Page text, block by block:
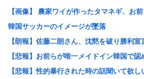
【画像】 農家ワイが作ったタマネギ、お
韓国サッカーのイメージが墜落
【朗報】佐藤二朗さん、沈黙を破り勝利
【悲報】お前らが唯一メイドイン韓国で
【悲報】性的暴行された時の話聞いて欲し